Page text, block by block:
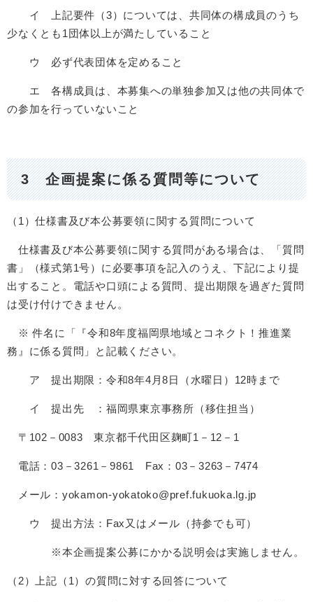
イ 上記要件（3）については、共同体の構成員のうち
少なくとも1団体以上が満たしていること
ウ 必ず代表団体を定めること
エ 各構成員は、本募集への単独参加又は他の共同体で
の参加を行っていないこと
3 企画提案に係る質問等について
（1）仕様書及び本公募要領に関する質問について
仕様書及び本公募要領に関する質問がある場合は、「質問
書」（様式第1号）に必要事項を記入のうえ、下記により提
出すること。電話や口頭による質問、提出期限を過ぎた質問
は受け付けできません。
※ 件名に「『令和8年度福岡県地域とコネクト！推進業
務』に係る質問」と記載ください。
ア 提出期限：令和8年4月8日（水曜日）12時まで
イ 提出先 ：福岡県東京事務所（移住担当）
〒102－0083 東京都千代田区麹町1－12－1
電話：03－3261－9861 Fax：03－3263－7474
メール：yokamon-yokatoko@pref.fukuoka.lg.jp
ウ 提出方法：Fax又はメール（持参でも可）
※本企画提案公募にかかる説明会は実施しません。
（2）上記（1）の質問に対する回答について